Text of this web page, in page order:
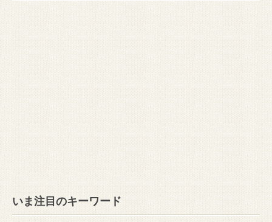
いま注目のキーワード